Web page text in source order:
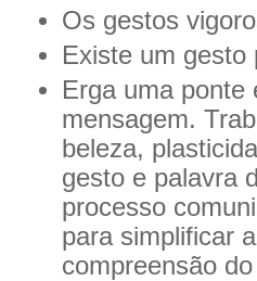
Os gestos
Existe um gesto
Erga uma ponte
mensagem.
beleza,
gesto e palavra
processo
para simplificar
compreensão